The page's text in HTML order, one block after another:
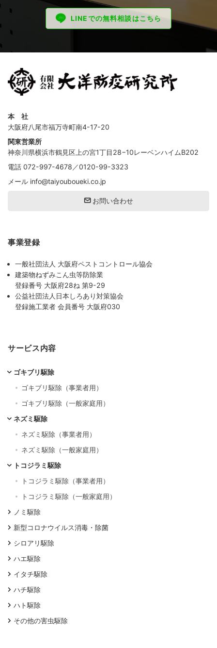
LINEでの無料相談はこちら
本 社
大阪府八尾市福万寺町南4-17-20
関東営業所
神奈川県横浜市鶴見区上の宮1丁目28−10レーベンハイムB202
電話 072-997-4678 ／0120-99-3323
メール info@taiyouboueki.co.jp
お問い合わせ
事業登録
一般社団法人 大阪府ペストコントロール協会
建築物ねずみこん虫等防除業
登録番号 大阪府28ね 第9-29
公益社団法人日本しろあり対策協会
登録施工業者 会員番号 大阪府030
サービス内容
ゴキブリ駆除
ゴキブリ駆除（事業者用）
ゴキブリ駆除（一般家庭用）
ネズミ駆除
ネズミ駆除（事業者用）
ネズミ駆除（一般家庭用）
トコジラミ駆除
トコジラミ駆除（事業者用）
トコジラミ駆除（一般家庭用）
ノミ駆除
新型コロナウイルス消毒・除菌
シロアリ駆除
ハエ駆除
イタチ駆除
ハチ駆除
ハト駆除
その他の害虫駆除